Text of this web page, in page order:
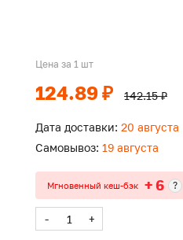
Цена за 1 шт
124.89 ₽ 142.15 ₽
Дата доставки: 20 августа
Самовывоз: 19 августа
Мгновенный кеш-бэк + 6 ?
- +